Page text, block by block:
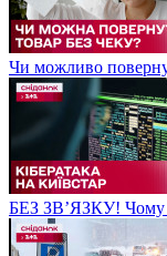
Чи можливо
БЕЗ ЗВʼЯЗКУ! Чому